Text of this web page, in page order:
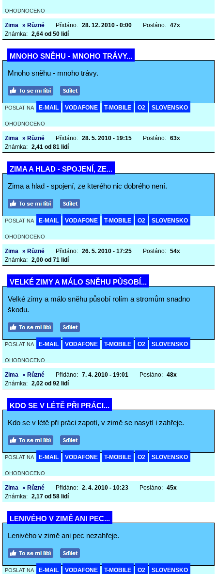
OHODNOCENO
Zima » Různé Přidáno: 28. 12. 2010 - 0:00 Posláno: 47x
Známka: 2,64 od 50 lidí
MNOHO SNĚHU - MNOHO TRÁVY...
Mnoho sněhu - mnoho trávy.
POSLAT NA E-MAIL VODAFONE T-MOBILE O2 SLOVENSKO
OHODNOCENO
Zima » Různé Přidáno: 28. 5. 2010 - 19:15 Posláno: 63x
Známka: 2,41 od 81 lidí
ZIMA A HLAD - SPOJENÍ, ZE...
Zima a hlad - spojení, ze kterého nic dobrého není.
POSLAT NA E-MAIL VODAFONE T-MOBILE O2 SLOVENSKO
OHODNOCENO
Zima » Různé Přidáno: 26. 5. 2010 - 17:25 Posláno: 54x
Známka: 2,00 od 71 lidí
VELKÉ ZIMY A MÁLO SNĚHU PŮSOBÍ...
Velké zimy a málo sněhu působí rolím a stromům snadno
škodu.
POSLAT NA E-MAIL VODAFONE T-MOBILE O2 SLOVENSKO
OHODNOCENO
Zima » Různé Přidáno: 7. 4. 2010 - 19:01 Posláno: 48x
Známka: 2,02 od 92 lidí
KDO SE V LÉTĚ PŘI PRÁCI...
Kdo se v létě při práci zapotí, v zimě se nasytí i zahřeje.
POSLAT NA E-MAIL VODAFONE T-MOBILE O2 SLOVENSKO
OHODNOCENO
Zima » Různé Přidáno: 2. 4. 2010 - 10:23 Posláno: 45x
Známka: 2,17 od 58 lidí
LENIVÉHO V ZIMĚ ANI PEC...
Lenivého v zimě ani pec nezahřeje.
POSLAT NA E-MAIL VODAFONE T-MOBILE O2 SLOVENSKO